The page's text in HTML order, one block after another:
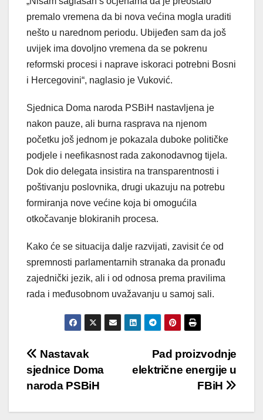
premalo vremena da bi nova većina mogla uraditi
nešto u narednom periodu. Ubijeđen sam da još
uvijek ima dovoljno vremena da se pokrenu
reformski procesi i naprave iskoraci potrebni Bosni
i Hercegovini“, naglasio je Vuković.
Sjednica Doma naroda PSBiH nastavljena je
nakon pauze, ali burna rasprava na njenom
početku još jednom je pokazala duboke političke
podjele i neefikasnost rada zakonodavnog tijela.
Dok dio delegata insistira na transparentnosti i
poštivanju poslovnika, drugi ukazuju na potrebu
formiranja nove većine koja bi omogućila
otkočavanje blokiranih procesa.
Kako će se situacija dalje razvijati, zavisit će od
spremnosti parlamentarnih stranaka da pronađu
zajednički jezik, ali i od odnosa prema pravilima
rada i međusobnom uvažavanju u samoj sali.
Post
navigation
Pad proizvodnje
električne energije u
FBiH
Nastavak
sjednice Doma
naroda PSBiH